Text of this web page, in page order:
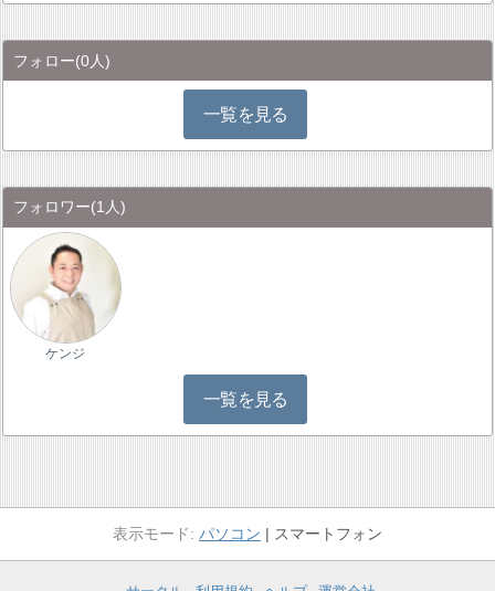
フォロー(0人)
一覧を見る
フォロワー(1人)
ケンジ
一覧を見る
パソコン スマートフォン